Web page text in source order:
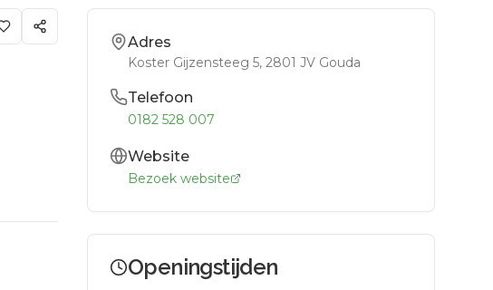
Adres
Koster Gijzensteeg 5, 2801 JV Gouda
Telefoon
0182 528 007
Website
Bezoek website
Openingstijden